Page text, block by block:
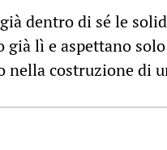
dentro di sé le
già lì e aspettano
nella costruzione di